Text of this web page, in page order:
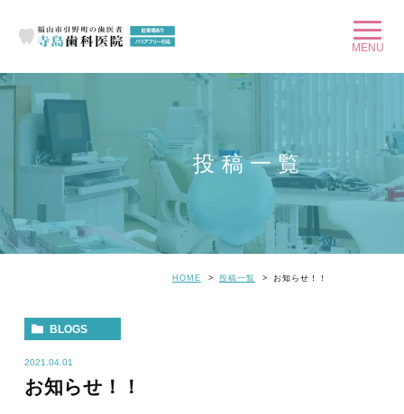
投稿一覧
HOME 投稿一覧 お知らせ！！
BLOGS
2021.04.01
お知らせ！！